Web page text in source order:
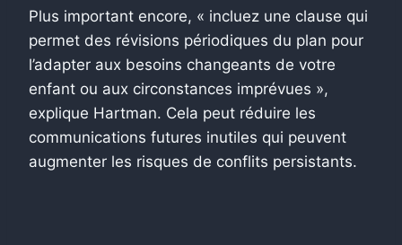
Plus important encore, « incluez une clause qui
permet des révisions périodiques du plan pour
l’adapter aux besoins changeants de votre
enfant ou aux circonstances imprévues »,
explique Hartman. Cela peut réduire les
communications futures inutiles qui peuvent
augmenter les risques de conflits persistants.